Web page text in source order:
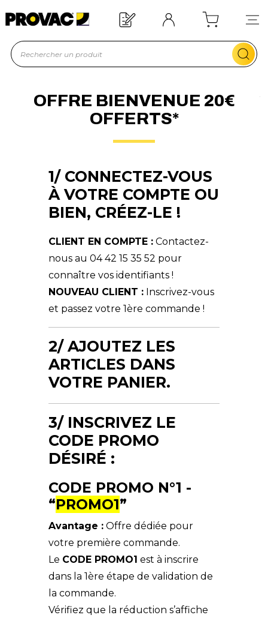
Besoin d'un équipement ?
OFFRE BIENVENUE 20€
OFFERTS*
1/ CONNECTEZ-VOUS
À VOTRE COMPTE OU
BIEN, CRÉEZ-LE !
CLIENT EN COMPTE : Contactez-
nous au 04 42 15 35 52 pour
connaître vos identifiants !
NOUVEAU CLIENT : Inscrivez-vous
et passez votre 1ère commande !
2/ AJOUTEZ LES
ARTICLES DANS
VOTRE PANIER.
3/ INSCRIVEZ LE
CODE PROMO
DÉSIRÉ :
CODE PROMO N°1 -
“PROMO1”
Avantage : Offre dédiée pour
votre première commande.
Le CODE PROMO1 est à inscrire
dans la 1ère étape de validation de
la commande.
Vérifiez que la réduction s’affiche